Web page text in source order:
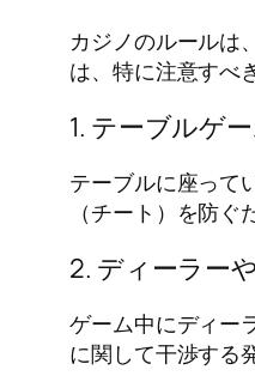
カジノのルールは
は、特に注意すべ
1. テーブルゲ
テーブルに座って
（チート）を防
2. ディーラー
ゲーム中にディー
に関して干渉する